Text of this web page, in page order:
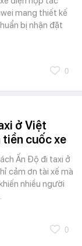
mang thiết kế
bị nhận đặt
0
ở Việt
tiền cuốc xe
Ấn Độ đi taxi ở
cảm ơn tài xế mà
nhiều người
0